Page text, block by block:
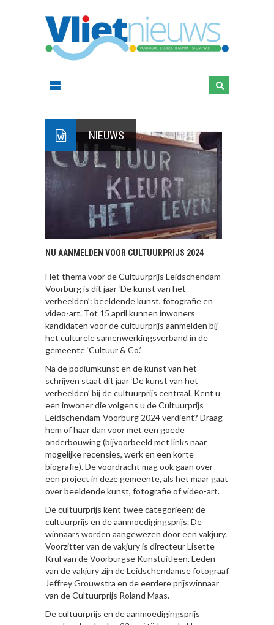
NIEUWS
NU AANMELDEN VOOR CULTUURPRIJS 2024
Het thema voor de Cultuurprijs Leidschendam-
Voorburg is dit jaar ‘De kunst van het
verbeelden’: beeldende kunst, fotografie en
video-art. Tot 15 april kunnen inwoners
kandidaten voor de cultuurprijs aanmelden bij
het culturele samenwerkingsverband in de
gemeente ‘Cultuur & Co.’
Na de podiumkunst en de kunst van het
schrijven staat dit jaar ‘De kunst van het
verbeelden’ bij de cultuurprijs centraal. Kent u
een inwoner die volgens u de Cultuurprijs
Leidschendam-Voorburg 2024 verdient? Draag
hem of haar dan voor met een goede
onderbouwing (bijvoorbeeld met links naar
mogelijke recensies, werk en een korte
biografie). De voordracht mag ook gaan over
een project in deze gemeente, als het maar gaat
over beeldende kunst, fotografie of video-art.
De cultuurprijs kent twee categorieën: de
cultuurprijs en de aanmoedigingsprijs. De
winnaars worden aangewezen door een vakjury.
Voorzitter van de vakjury is directeur Lisette
Krul van de Voorburgse Kunstuitleen. Leden
van de vakjury zijn de Leidschendamse fotograaf
Jeffrey Grouwstra en de eerdere prijswinnaar
van de Cultuurprijs Roland Maas.
De cultuurprijs en de aanmoedigingsprijs